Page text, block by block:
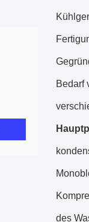
Bedarf
des